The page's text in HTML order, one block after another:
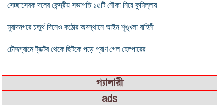
সেচ্ছাসেবক দলের কেন্দ্রীয় সভাপতি ১৫টি নৌকা নিয়ে কুমিল্লায়
মুরাদনগরে চতুর্থ দিনেও কঠোর অবস্থানে আইন শৃঙ্খলা বাহিনী
চৌদ্দগ্রামে ট্রাক্টর থেকে ছিটকে পড়ে প্রাণ গেল হেলপারের
গ্যালারী
ads